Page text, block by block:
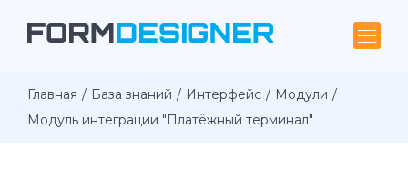
Главная База знаний Интерфейс
Модули
Модуль интеграции "Платёжный терминал"